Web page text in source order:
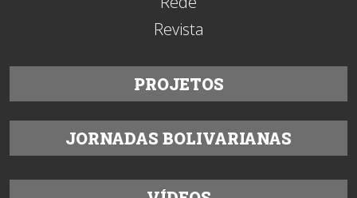
Revista
PROJETOS
JORNADAS BOLIVARIANAS